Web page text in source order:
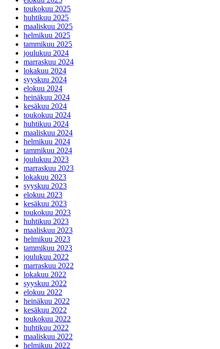
lokakuu 2025
syyskuu 2025
elokuu 2025
toukokuu 2025
huhtikuu 2025
maaliskuu 2025
helmikuu 2025
tammikuu 2025
joulukuu 2024
marraskuu 2024
lokakuu 2024
syyskuu 2024
elokuu 2024
heinäkuu 2024
kesäkuu 2024
toukokuu 2024
huhtikuu 2024
maaliskuu 2024
helmikuu 2024
tammikuu 2024
joulukuu 2023
marraskuu 2023
lokakuu 2023
syyskuu 2023
elokuu 2023
kesäkuu 2023
toukokuu 2023
huhtikuu 2023
maaliskuu 2023
helmikuu 2023
tammikuu 2023
joulukuu 2022
marraskuu 2022
lokakuu 2022
syyskuu 2022
elokuu 2022
heinäkuu 2022
kesäkuu 2022
toukokuu 2022